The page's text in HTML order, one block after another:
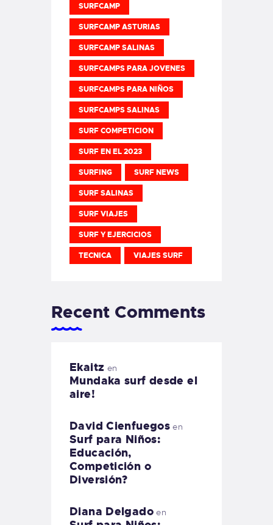
SURFCAMP
SURFCAMP ASTURIAS
SURFCAMP SALINAS
SURFCAMPS PARA JOVENES
SURFCAMPS PARA NIÑOS
SURFCAMPS SALINAS
SURF COMPETICION
SURF EN EL 2023
SURFING SURF NEWS
SURF SALINAS
SURF VIAJES
SURF Y EJERCICIOS
TECNICA VIAJES SURF
Recent Comments
Ekaitz en
Mundaka surf desde el
aire!
David Cienfuegos en
Surf para Niños:
Educación,
Competición o
Diversión?
Diana Delgadoen